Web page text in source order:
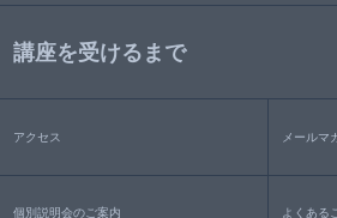
講座を受けるまで
アクセス メールマ
個別説明会のご案内 よくある